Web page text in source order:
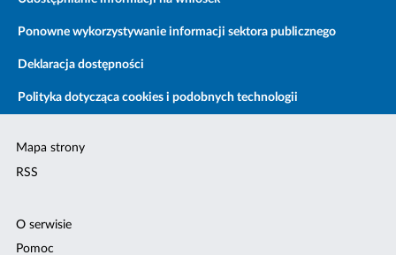
Ponowne wykorzystywanie informacji sektora publicznego
Deklaracja dostępności
Polityka dotycząca cookies i podobnych technologii
Mapa strony
RSS
O serwisie
Pomoc